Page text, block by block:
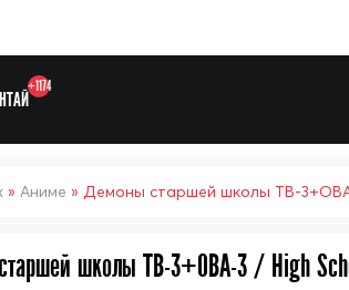
+1174
» Аниме » Демоны старшей школы ТВ-
школы ТВ-3+ОВА-3 / High